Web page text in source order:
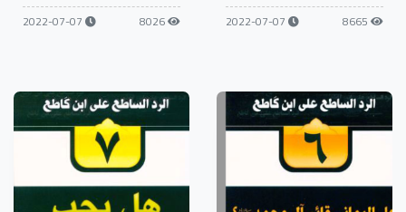
8665
2022-07-07
8026
2022-07-07